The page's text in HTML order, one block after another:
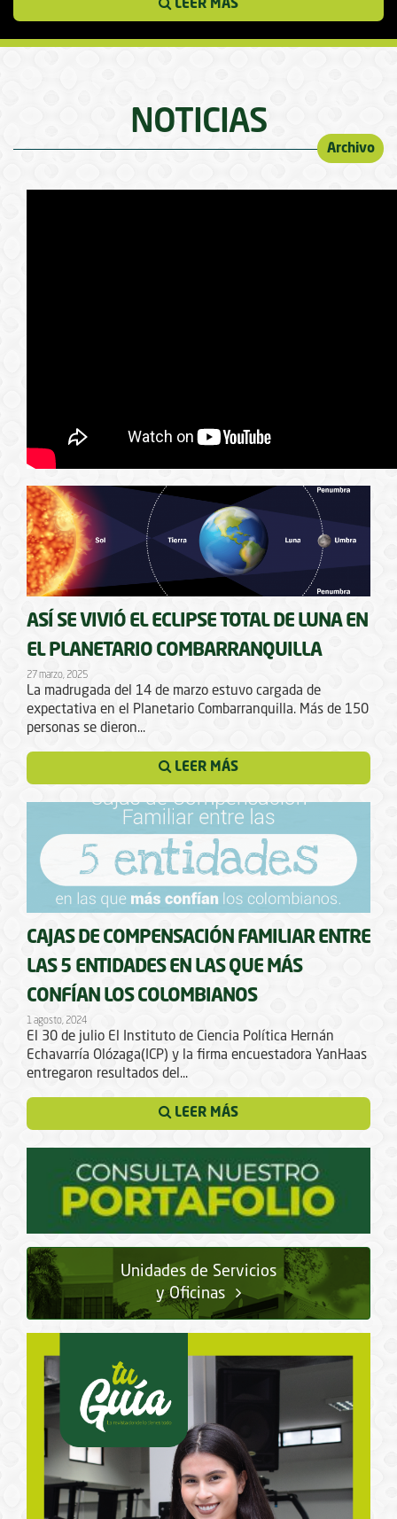
LEER MÁS
NOTICIAS
Archivo
ASÍ SE VIVIÓ EL ECLIPSE TOTAL DE LUNA EN
EL PLANETARIO COMBARRANQUILLA
27 marzo, 2025
La madrugada del 14 de marzo estuvo cargada de
expectativa en el Planetario Combarranquilla. Más de 150
personas se dieron...
LEER MÁS
CAJAS DE COMPENSACIÓN FAMILIAR ENTRE
LAS 5 ENTIDADES EN LAS QUE MÁS
CONFÍAN LOS COLOMBIANOS
1 agosto, 2024
El 30 de julio El Instituto de Ciencia Política Hernán
Echavarría Olózaga(ICP) y la firma encuestadora YanHaas
entregaron resultados del...
LEER MÁS
Unidades de Servicios
y Oficinas